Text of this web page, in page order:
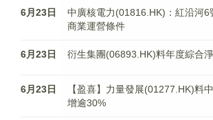
6月23日
中廣核電力(01816.HK)：紅沿河6
商業運營條件
6月23日 衍生集團(06893.HK)料年度綜合
6月23日
【盈喜】力量發展(01277.HK)料
增逾30%